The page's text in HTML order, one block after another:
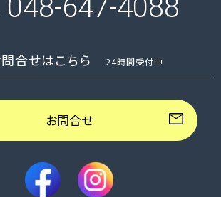
048-647-4088
合せはこちら 24時間受付中
お問合せ